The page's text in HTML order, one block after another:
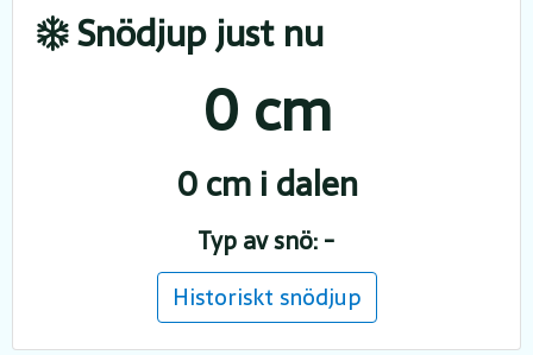
Snödjup just nu
0 cm
0 cm i dalen
Typ av snö: -
Historiskt snödjup